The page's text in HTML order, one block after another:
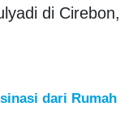
di Cirebon,
dari Rumah